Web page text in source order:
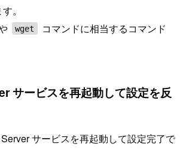
。
wget
コマンドに相当するコマンド
サービスを再起動して設定を反
サービスを再起動して設定完了で